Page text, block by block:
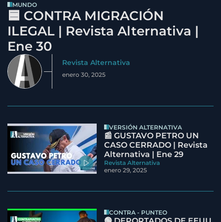
MUNDO
🟦 CONTRA MIGRACIÓN
ILEGAL | Revista Alternativa |
Ene 30
Revista Alternativa
enero 30, 2025
VERSIÓN ALTERNATIVA
📰 GUSTAVO PETRO UN
CASO CERRADO | Revista
Alternativa | Ene 29
Revista Alternativa
enero 29, 2025
CONTRA - PUNTEO